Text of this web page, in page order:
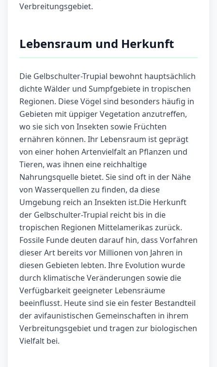
Verbreitungsgebiet.
Lebensraum und Herkunft
Die Gelbschulter-Trupial bewohnt hauptsächlich
dichte Wälder und Sumpfgebiete in tropischen
Regionen. Diese Vögel sind besonders häufig in
Gebieten mit üppiger Vegetation anzutreffen,
wo sie sich von Insekten sowie Früchten
ernähren können. Ihr Lebensraum ist geprägt
von einer hohen Artenvielfalt an Pflanzen und
Tieren, was ihnen eine reichhaltige
Nahrungsquelle bietet. Sie sind oft in der Nähe
von Wasserquellen zu finden, da diese
Umgebung reich an Insekten ist.Die Herkunft
der Gelbschulter-Trupial reicht bis in die
tropischen Regionen Mittelamerikas zurück.
Fossile Funde deuten darauf hin, dass Vorfahren
dieser Art bereits vor Millionen von Jahren in
diesen Gebieten lebten. Ihre Evolution wurde
durch klimatische Veränderungen sowie die
Verfügbarkeit geeigneter Lebensräume
beeinflusst. Heute sind sie ein fester Bestandteil
der avifaunistischen Gemeinschaften in ihrem
Verbreitungsgebiet und tragen zur biologischen
Vielfalt bei.